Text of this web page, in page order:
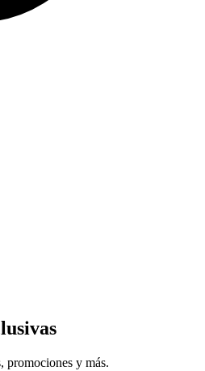
promociones y más.